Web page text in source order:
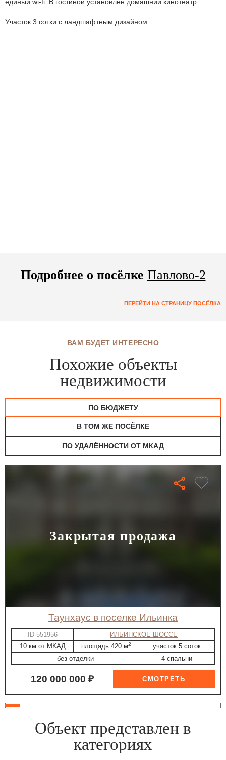
Участок 3 сотки с ландшафтным дизайном.
Подробнее о посёлке Павлово-2
ПЕРЕЙТИ НА СТРАНИЦУ ПОСЁЛКА
ВАМ БУДЕТ ИНТЕРЕСНО
Похожие объекты
недвижимости
ПО БЮДЖЕТУ
В ТОМ ЖЕ ПОСЁЛКЕ
ПО УДАЛЁННОСТИ ОТ МКАД
Закрытая продажа
таунхаус в поселке Ильинка
ID-551956
ИЛЬИНСКОЕ ШОССЕ
10 км от МКАД
площадь 420 м2
участок 5 соток
без отделки
4 спальни
120 000 000 ₽
Объект представлен в
категориях